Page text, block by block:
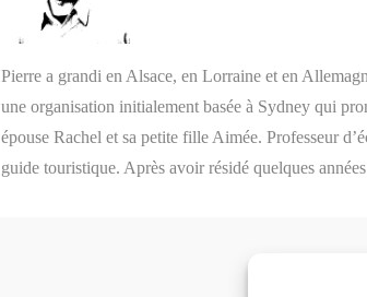
Pierre a grandi en Alsace, en Lorraine et en
une organisation initialement basée à Sydney qui
épouse Rachel et sa petite fille Aimée. Professeur
guide touristique. Après avoir résidé quelques